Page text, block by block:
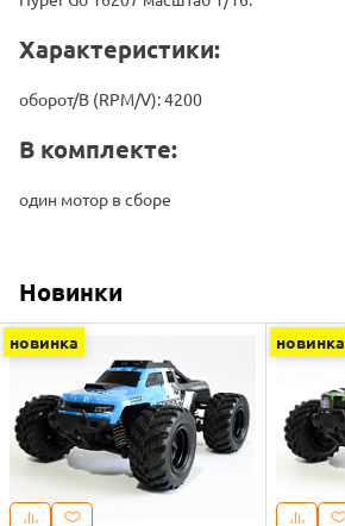
Характеристики:
оборот/В (RPM/V): 4200
В комплекте:
один мотор в сборе
Новинки
новинка новинка